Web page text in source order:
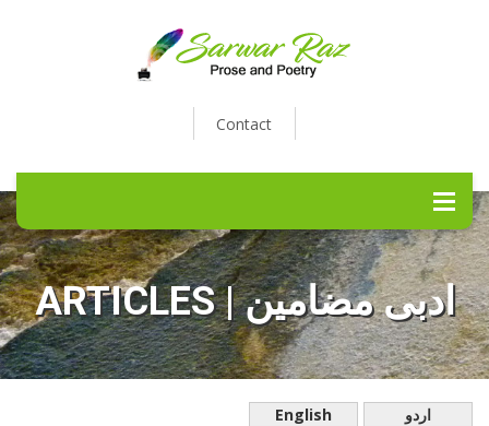
Contact
ARTICLES | ادبی مضامین
English اردو